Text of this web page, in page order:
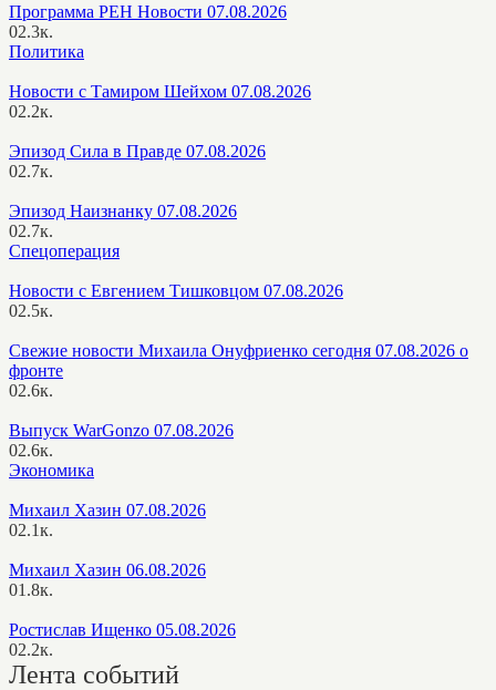
Программа РЕН Новости 07.08.2026
02.3к.
Политика
Новости с Тамиром Шейхом 07.08.2026
02.2к.
Эпизод Сила в Правде 07.08.2026
02.7к.
Эпизод Наизнанку 07.08.2026
02.7к.
Спецоперация
Новости с Евгением Тишковцом 07.08.2026
02.5к.
Свежие новости Михаила Онуфриенко сегодня 07.08.2026 о
фронте
02.6к.
Выпуск WarGonzo 07.08.2026
02.6к.
Экономика
Михаил Хазин 07.08.2026
02.1к.
Михаил Хазин 06.08.2026
01.8к.
Ростислав Ищенко 05.08.2026
02.2к.
Лента событий